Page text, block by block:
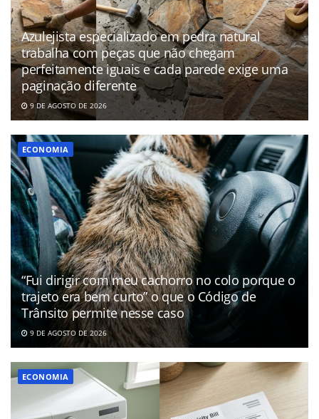
Azulejista especializado em pedra natural
trabalha com peças que não chegam
perfeitamente iguais e cada parede exige uma
paginação diferente
9 DE AGOSTO DE 2026
ECONOMIA
“Fui dirigir com meu cachorro no colo porque o
trajeto era bem curto” o que o Código de
Trânsito permite nesse caso
9 DE AGOSTO DE 2026
ECONOMIA